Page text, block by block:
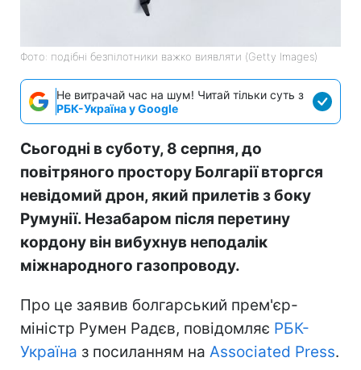
Фото: подібні безпілотники важко виявляти (Getty Images)
Не витрачай час на шум! Читай тільки суть з
РБК-Україна у Google
Сьогодні в суботу, 8 серпня, до
повітряного простору Болгарії вторгся
невідомий дрон, який прилетів з боку
Румунії. Незабаром після перетину
кордону він вибухнув неподалік
міжнародного газопроводу.
Про це заявив болгарський прем'єр-
міністр Румен Радєв, повідомляє РБК-
Україна з посиланням на Associated Press.